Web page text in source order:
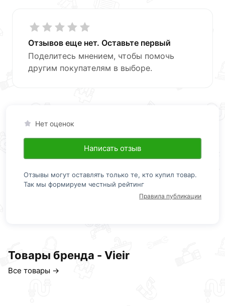
Отзывов еще нет. Оставьте первый
Поделитесь мнением, чтобы помочь
другим покупателям в выборе.
Нет оценок
Написать отзыв
Отзывы могут оставлять только те, кто купил товар.
Так мы формируем честный рейтинг
Правила публикации
Товары бренда - Vieir
Все товары →